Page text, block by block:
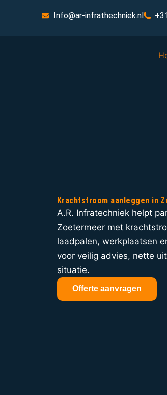
Info@ar-infrathechniek.nl
Krachtstroom aanleggen in
A.R. Infratechniek helpt
Zoetermeer met
laadpalen, werkplaatsen
voor veilig advies, nette
situatie.
Offerte aanvragen